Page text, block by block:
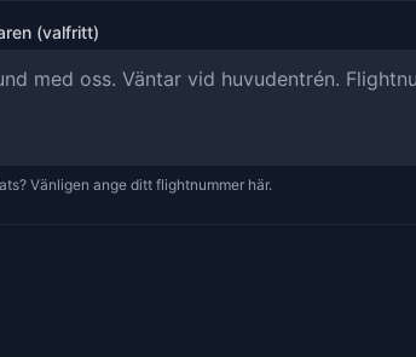
(valfritt)
Vänligen ange ditt flightnummer här.